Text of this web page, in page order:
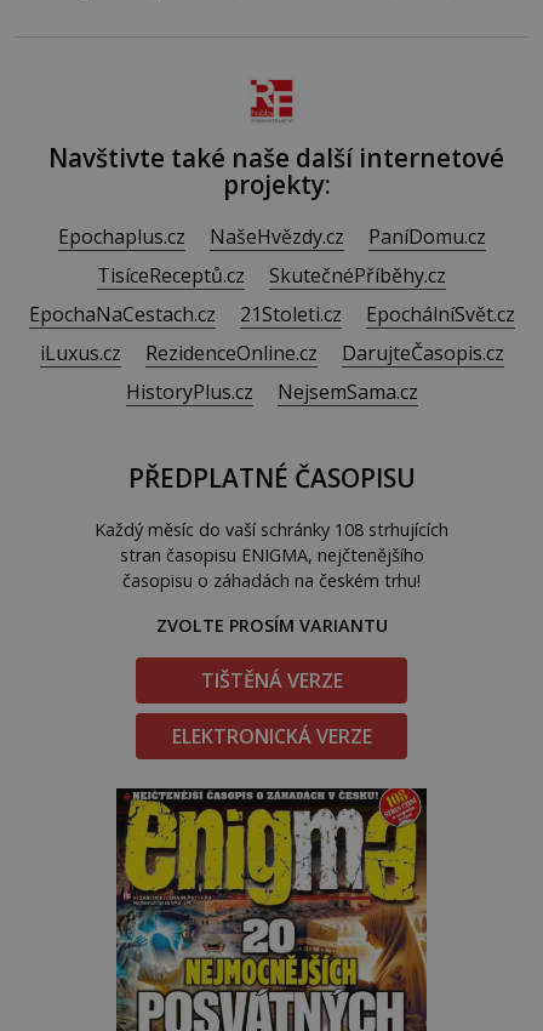
Navštivte také naše další internetové
projekty:
Epochaplus.cz NašeHvězdy.cz
PaníDomu.cz
TisíceReceptů.cz
SkutečnéPříběhy.cz
EpochaNaCestach.cz
21Stoleti.cz
EpochálníSvět.cz
iLuxus.cz
RezidenceOnline.cz
DarujteČasopis.cz
HistoryPlus.cz
NejsemSama.cz
PŘEDPLATNÉ ČASOPISU
Každý měsíc do vaší schránky 108 strhujících
stran časopisu ENIGMA, nejčtenějšího
časopisu o záhadách na českém trhu!
ZVOLTE PROSÍM VARIANTU
TIŠTĚNÁ VERZE
ELEKTRONICKÁ VERZE